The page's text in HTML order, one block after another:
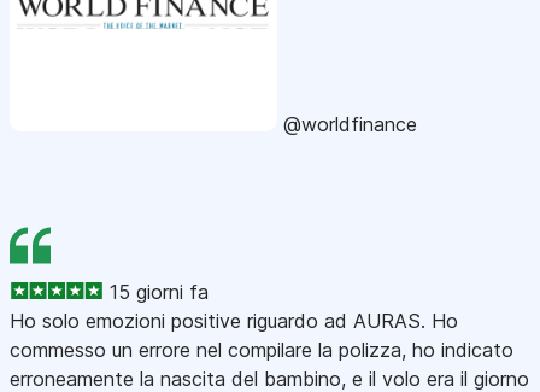
@worldfinance
15 giorni fa
Ho solo emozioni positive riguardo ad AURAS. Ho
commesso un errore nel compilare la polizza, ho indicato
erroneamente la nascita del bambino, e il volo era il giorno